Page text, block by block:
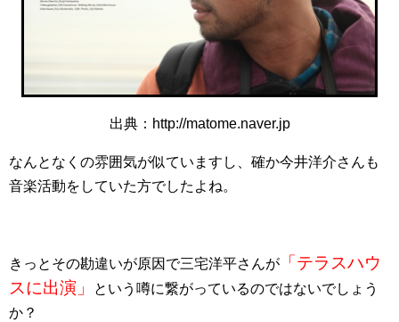
出典：http://matome.naver.jp
なんとなくの雰囲気が似ていますし、確か今井洋介さんも
音楽活動をしていた方でしたよね。
きっとその勘違いが原因で三宅洋平さんが
「テラスハウ
スに出演」
という噂に繋がっているのではないでしょう
か？